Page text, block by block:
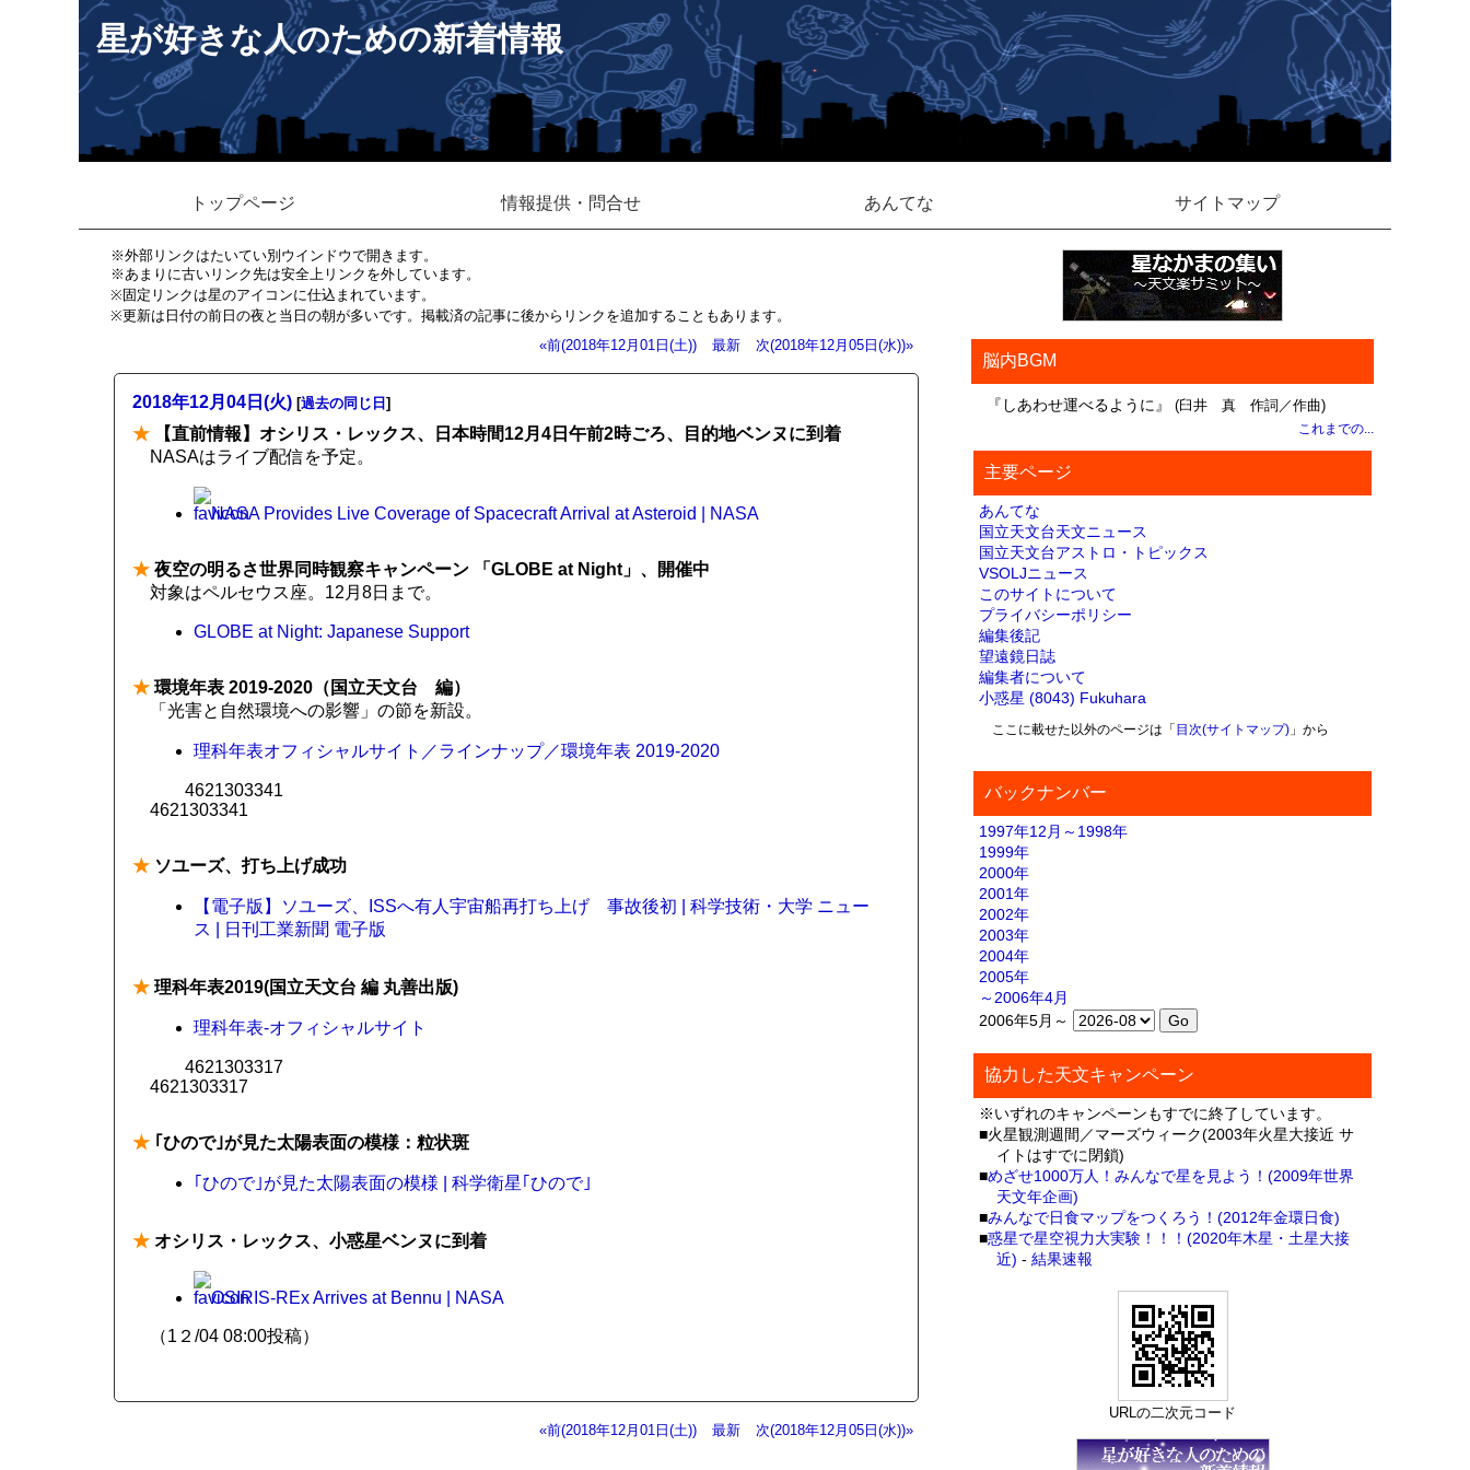
星が好きな人のための新着情報
トップページ 情報提供・問合せ あんてな サイトマップ
※外部リンクはたいてい別ウインドウで開きます。
※あまりに古いリンク先は安全上リンクを外しています。
※固定リンクは星のアイコンに仕込まれています。
※更新は日付の前日の夜と当日の朝が多いです。掲載済の記事に後からリンクを追加することもあります。
«前(2018年12月01日(土))
最新 次(2018年12月05日(水))»
2018年12月04日(火) [過去の同じ日 ]
★ 【直前情報】オシリス・レックス、日本時間12月4日午前2時ごろ、目的地ベンヌに到着
NASAはライブ配信を予定。
NASA Provides Live Coverage of Spacecraft Arrival at Asteroid | NASA
★ 夜空の明るさ世界同時観察キャンペーン 「GLOBE at Night」、開催中
対象はペルセウス座。12月8日まで。
GLOBE at Night: Japanese Support
★ 環境年表 2019-2020（国立天文台 編）
「光害と自然環境への影響」の節を新設。
理科年表オフィシャルサイト／ラインナップ／環境年表 2019-2020
4621303341
4621303341
★ ソユーズ、打ち上げ成功
【電子版】ソユーズ、ISSへ有人宇宙船再打ち上げ 事故後初 | 科学技術・大学 ニュー
ス | 日刊工業新聞 電子版
★ 理科年表2019(国立天文台 編 丸善出版)
理科年表-オフィシャルサイト
4621303317
4621303317
★ ｢ひので｣が見た太陽表面の模様：粒状斑
｢ひので｣が見た太陽表面の模様 | 科学衛星｢ひので｣
★ オシリス・レックス、小惑星ベンヌに到着
OSIRIS-REx Arrives at Bennu | NASA
（1２/04 08:00投稿）
«前(2018年12月01日(土)) 最新 次(2018年12月05日(水))»
脳内BGM
『しあわせ運べるように』 (臼井 真 作詞／作曲)
これまでの...
主要ページ
あんてな
国立天文台天文ニュース
国立天文台アストロ・トピックス
VSOLJニュース
このサイトについて
プライバシーポリシー
編集後記
望遠鏡日誌
編集者について
小惑星 (8043) Fukuhara
ここに載せた以外のページは「 目次(サイトマップ)」から
バックナンバー
1997年12月～1998年
1999年
2000年
2001年
2002年
2003年
2004年
2005年
～2006年4月
2006年5月～
協力した天文キャンペーン
※いずれのキャンペーンもすでに終了しています。
■火星観測週間／マーズウィーク(2003年火星大接近 サ
イトはすでに閉鎖)
■めざせ1000万人！みんなで星を見よう！(2009年世界
天文年企画)
■みんなで日食マップをつくろう！(2012年金環日食)
■惑星で星空視力大実験！！！(2020年木星・土星大接
近) -結果速報
URLの二次元コード